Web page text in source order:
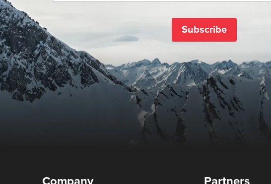
Subscribe
Company Partners